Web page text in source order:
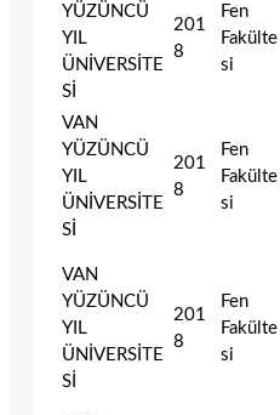
YÜZÜNCÜ
YIL
ÜNİVERSİTE
Sİ
201
8
Fen
Fakülte
si
VAN
YÜZÜNCÜ
YIL
ÜNİVERSİTE
Sİ
201
8
Fen
Fakülte
si
VAN
YÜZÜNCÜ
YIL
ÜNİVERSİTE
Sİ
201
8
Fen
Fakülte
si